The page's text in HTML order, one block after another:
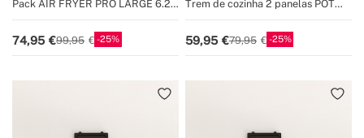
Pack AIR FRYER PRO LARGE 6.2 L
74,95 99,95 25
Trem de cozinha 2 panelas POT
59,95 79,95 25